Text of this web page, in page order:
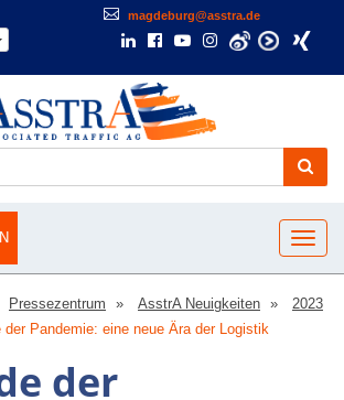
magdeburg@asstra.de
Pressezentrum AsstrA Neuigkeiten
2023
der Pandemie: eine neue Ära der Logistik
der